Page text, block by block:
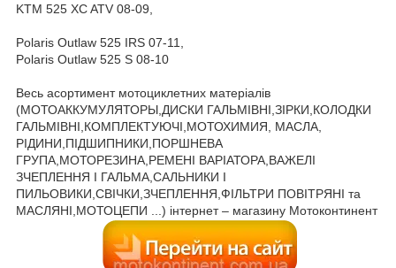
KTM 525 XC ATV 08-09,
Polaris Outlaw 525 IRS 07-11,
Polaris Outlaw 525 S 08-10
Весь асортимент мотоциклетних матеріалів
(МОТОАККУМУЛЯТОРЫ,ДИСКИ ГАЛЬМІВНІ,ЗІРКИ,КОЛОДКИ
ГАЛЬМІВНІ,КОМПЛЕКТУЮЧІ,МОТОХИМИЯ, МАСЛА,
РІДИНИ,ПІДШИПНИКИ,ПОРШНЕВА
ГРУПА,МОТОРЕЗИНА,РЕМЕНІ ВАРІАТОРА,ВАЖЕЛІ
ЗЧЕПЛЕННЯ І ГАЛЬМА,САЛЬНИКИ І
ПИЛЬОВИКИ,СВІЧКИ,ЗЧЕПЛЕННЯ,ФІЛЬТРИ ПОВІТРЯНІ та
МАСЛЯНІ,МОТОЦЕПИ ...) інтернет – магазину Мотоконтинент